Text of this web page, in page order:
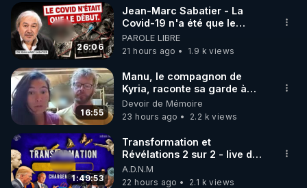
▶ 30 jours gratuit sur l’application de méditation et
de bien-être ENVOL :
Rendez-vous sur https://www.envol.app/code
le code : REGENERE
26:06
Jean-Marc Sabatier - La
Covid-19 n'a été que le
début - L'ARNm & l'ARNm-aa
jusqu où auront-t-il ?
PAROLE LIBRE
21 hours ago
1.9 k views
16:55
Manu, le compagnon de
Kyria, raconte sa garde à
vue musclée. PARTAGEZ!
Devoir de Mémoire
23 hours ago
2.2 k views
1:49:53
Transformation et
Révélations 2 sur 2 - live du
07/08/26
A.D.N.M
22 hours ago
2.1 k views